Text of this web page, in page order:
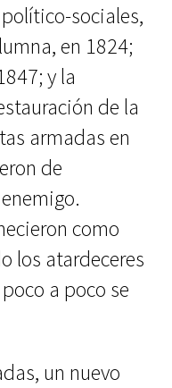
so­ciales,
en 1824;
y la
de la
armadas en
de
como
los atardeceres
a poco se
un nuevo